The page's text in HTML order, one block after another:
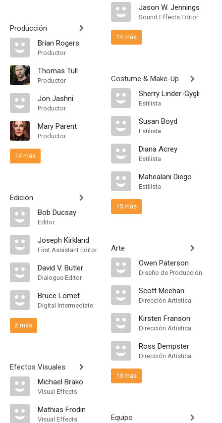
Producción
Brian Rogers
Productor
Thomas Tull
Productor
Jon Jashni
Productor
Mary Parent
Productor
14 más
Edición
Bob Ducsay
Editor
Joseph Kirkland
First Assistant Editor
David V. Butler
Dialogue Editor
Bruce Lomet
Digital Intermediate
2 más
Efectos Visuales
Michael Brako
Visual Effects
Mathias Frodin
Visual Effects
Jason W. Jennings
Sound Effects Editor
14 más
Costume & Make-Up
Sherry Linder-Gygli
Estilista
Susan Boyd
Estilista
Diana Acrey
Estilista
Mahealani Diego
Estilista
15 más
Arte
Owen Paterson
Diseño de Producción
Scott Meehan
Dirección Artística
Kirsten Franson
Dirección Artística
Ross Dempster
Dirección Artística
19 más
Equipo